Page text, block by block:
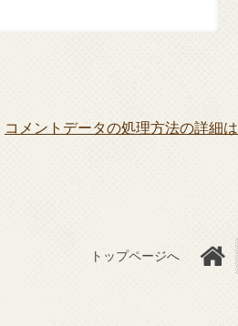
コメントデータの処理方法の詳細は
トップページへ